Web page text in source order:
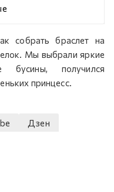
собрать браслет на
Мы выбрали яркие
бусины, получился
принцесс.
Дзен